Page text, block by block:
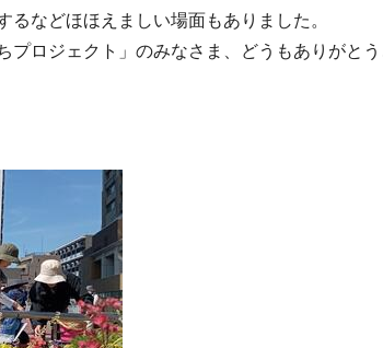
などほほえましい場面もありました。
ロジェクト」のみなさま、どうもありがとう